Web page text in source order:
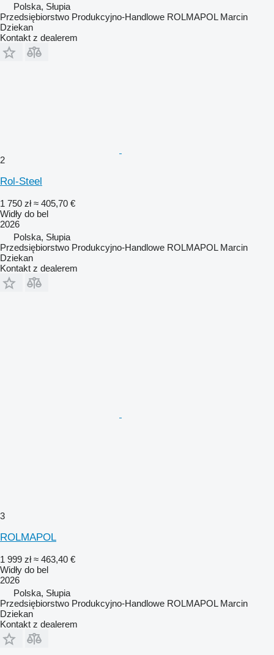
Polska, Słupia
Przedsiębiorstwo Produkcyjno-Handlowe ROLMAPOL Marcin
Dziekan
Kontakt z dealerem
2
Rol-Steel
1 750 zł ≈ 405,70 €
Widły do bel
2026
Polska, Słupia
Przedsiębiorstwo Produkcyjno-Handlowe ROLMAPOL Marcin
Dziekan
Kontakt z dealerem
3
ROLMAPOL
1 999 zł ≈ 463,40 €
Widły do bel
2026
Polska, Słupia
Przedsiębiorstwo Produkcyjno-Handlowe ROLMAPOL Marcin
Dziekan
Kontakt z dealerem